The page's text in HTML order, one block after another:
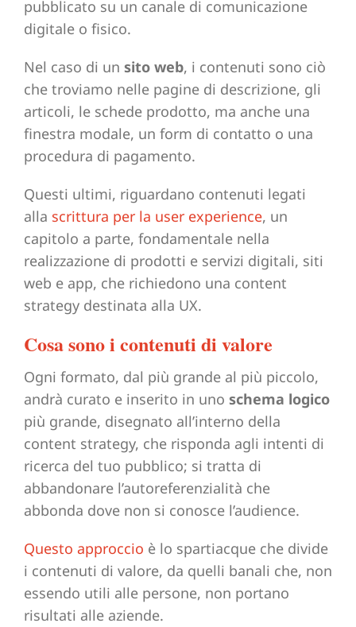
pubblicato su un canale di comunicazione
digitale o fisico.
Nel caso di un sito web, i contenuti sono ciò
che troviamo nelle pagine di descrizione, gli
articoli, le schede prodotto, ma anche una
finestra modale, un form di contatto o una
procedura di pagamento.
Questi ultimi, riguardano contenuti legati
alla scrittura per la user experience, un
capitolo a parte, fondamentale nella
realizzazione di prodotti e servizi digitali, siti
web e app, che richiedono una content
strategy destinata alla UX.
Cosa sono i contenuti di valore
Ogni formato, dal più grande al più piccolo,
andrà curato e inserito in uno schema logico
più grande, disegnato all’interno della
content strategy, che risponda agli intenti di
ricerca del tuo pubblico; si tratta di
abbandonare l’autoreferenzialità che
abbonda dove non si conosce l’audience.
Questo approccio è lo spartiacque che divide
i contenuti di valore, da quelli banali che, non
essendo utili alle persone, non portano
risultati alle aziende.